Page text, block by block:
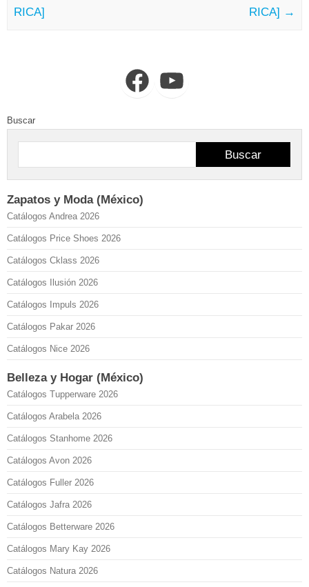
RICA]
RICA] →
FacebookYouTube
Buscar
Buscar
Zapatos y Moda (México)
Catálogos Andrea 2026
Catálogos Price Shoes 2026
Catálogos Cklass 2026
Catálogos Ilusión 2026
Catálogos Impuls 2026
Catálogos Pakar 2026
Catálogos Nice 2026
Belleza y Hogar (México)
Catálogos Tupperware 2026
Catálogos Arabela 2026
Catálogos Stanhome 2026
Catálogos Avon 2026
Catálogos Fuller 2026
Catálogos Jafra 2026
Catálogos Betterware 2026
Catálogos Mary Kay 2026
Catálogos Natura 2026